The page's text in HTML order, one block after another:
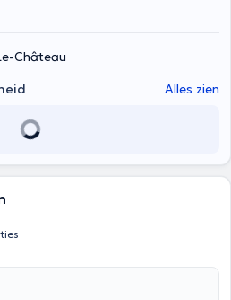
fysiotherapie. Momenteel volgt zij
zij in 2020 zal afronden. Sinds
praktijk uit. Mevrouw Namur heeft
op verschillende afdelingen
zorgen, interne geneeskunde,
CHRVS. Aarzel niet om nu een
Château
Alles zien